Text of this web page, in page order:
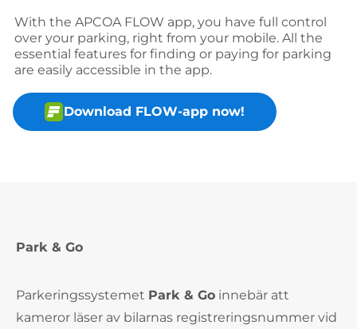
With the APCOA FLOW app, you have full control
over your parking, right from your mobile. All the
essential features for finding or paying for parking
are easily accessible in the app.
Download FLOW-app now!
Park & Go
Parkeringssystemet Park & Go innebär att
kameror läser av bilarnas registreringsnummer vid